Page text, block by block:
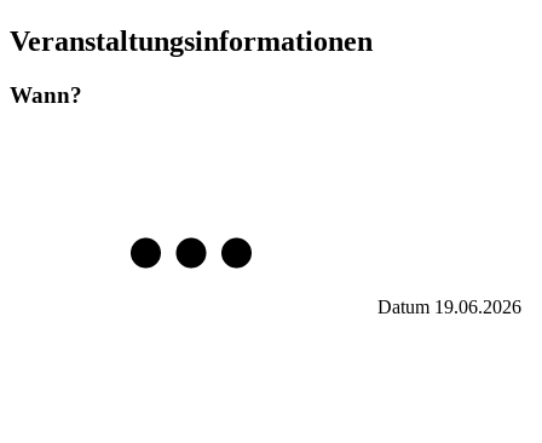
Veranstaltungsinformationen
Wann?
Datum 19.06.2026